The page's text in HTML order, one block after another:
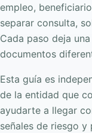
empleo,
separar consulta,
Cada paso deja
documentos
Esta guía es
de la entidad que
ayudarte a llegar
señales de riesgo